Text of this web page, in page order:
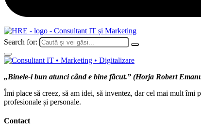
Search for:
„Binele-i bun atunci când e bine făcut.” (Horja Robert
Îmi place să creez, să am idei, să inventez, dar cel mai mult îmi
profesionale și personale.
Contact